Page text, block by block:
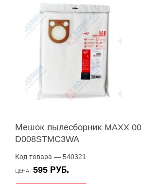
Мешок пылесборник MAXX
D008STMC3WA
Код товара — 540321
ЦЕНА 595 РУБ.